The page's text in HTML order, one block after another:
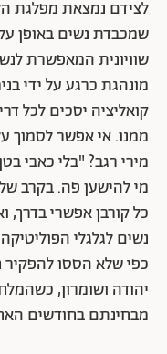
לצידם נמצאת מפלגת
שמכבדת נשים באופן
שוויונית המאפשרת
מונהגת כרגע על ידי
קואליציה יסכים לכל
ממנו. אי אפשר לסמוך
מירי רגב? "בלי כאבי
מי להישען פה. בקרב
כל קורבן אפשרי בדרך,
נשים לגלגלי
כפי שלא הססו להפקיר
יהודה ושומרון,
מבחינתם בחודשים